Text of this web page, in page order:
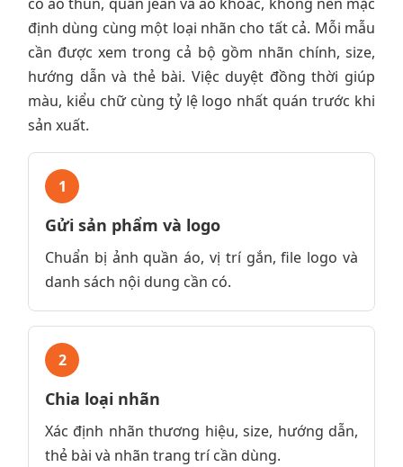
định dùng cùng một loại nhãn cho tất cả. Mỗi mẫu
cần được xem trong cả bộ gồm nhãn chính, size,
hướng dẫn và thẻ bài. Việc duyệt đồng thời giúp
màu, kiểu chữ cùng tỷ lệ logo nhất quán trước khi
sản xuất.
1
Gửi sản phẩm và logo
Chuẩn bị ảnh quần áo, vị trí gắn, file logo và
danh sách nội dung cần có.
2
Chia loại nhãn
Xác định nhãn thương hiệu, size, hướng dẫn,
thẻ bài và nhãn trang trí cần dùng.